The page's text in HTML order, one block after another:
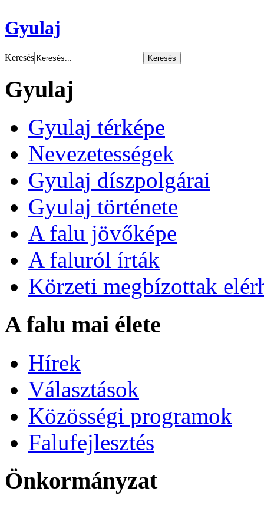
Gyulaj
Keresés
Gyulaj
Gyulaj térképe
Nevezetességek
Gyulaj díszpolgárai
Gyulaj története
A falu jövőképe
A faluról írták
Körzeti megbízottak
A falu mai élete
Hírek
Választások
Közösségi programok
Falufejlesztés
Önkormányzat